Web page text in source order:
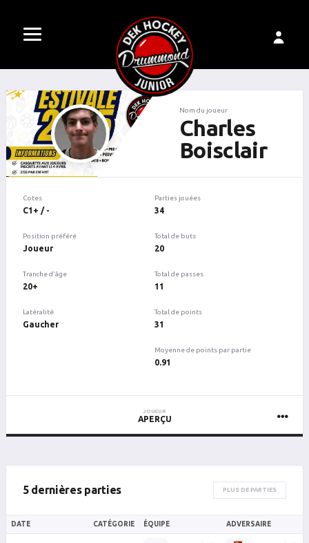
Nom du joueur
Charles
Boisclair
Cotes
C1+ / -
Position préféré
Joueur
Tranche d'âge
20+
Latéralité
Gaucher
Parties jouées
34
Total de buts
20
Total de passes
11
Total de points
31
Moyenne de points par partie
0.91
JOUEUR
APERÇU
5 dernières parties PLUS DE PARTIES
DATE CATÉGORIE ÉQUIPE ADVERSAIRE